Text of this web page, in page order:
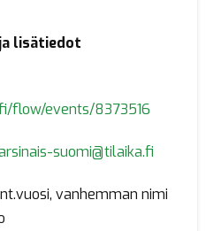
lisätiedot
flow/events/8373516
suomi@tilaika.fi
vanhemman nimi